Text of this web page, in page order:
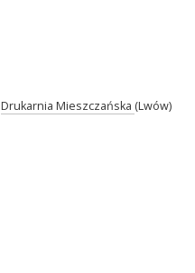
Drukarnia Mieszczańska (Lwów)